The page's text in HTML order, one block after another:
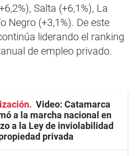
Salta (+6,1%), La
Negro (+3,1%). De este
liderando el ranking
de empleo privado.
Video: Catamarca
a la marcha nacional en
a la Ley de inviolabilidad
privada